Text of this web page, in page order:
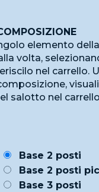
elemento della
volta,
nel carrello.
salotto nel
Base 2 posti
Base 2 posti
Base 3 posti